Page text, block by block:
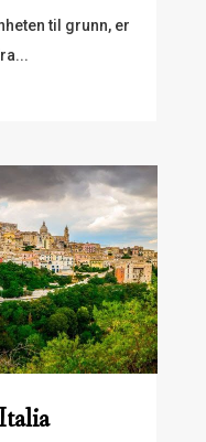
til grunn, er